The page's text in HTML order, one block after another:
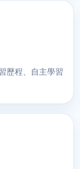
歷程、自主學習